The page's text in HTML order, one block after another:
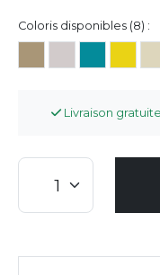
Coloris disponibles (8) :
Livraison gratuite